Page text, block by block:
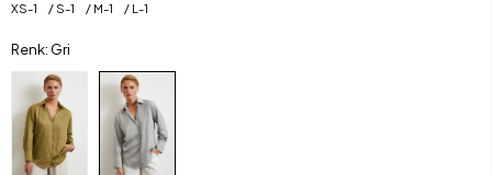
XS-1 S-1 M-1 L -1
Renk: Gri